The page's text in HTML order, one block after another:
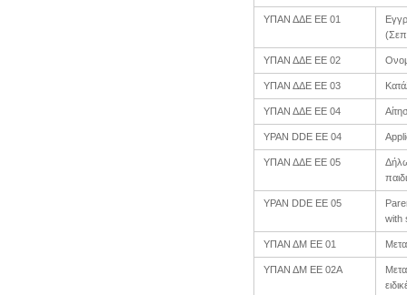
ΥΠΑΝ ΔΔΕ ΕΕ 01
ΥΠΑΝ ΔΔΕ ΕΕ 02
ΥΠΑΝ ΔΔΕ ΕΕ 03
ΥΠΑΝ ΔΔΕ EE 04
YPAN DDE ΕΕ 04
ΥΠΑΝ ΔΔΕ EΕ 05
YPAN DDE EΕ 05
with
ΥΠΑΝ ΔΜ ΕΕ 01
ΥΠΑΝ ΔΜ ΕΕ 02Α